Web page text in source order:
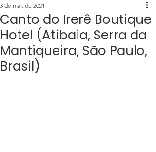
Canto do Irerê Boutique
Hotel (Atibaia, Serra da
Mantiqueira, São Paulo,
Brasil)
3 de mar. de 2021